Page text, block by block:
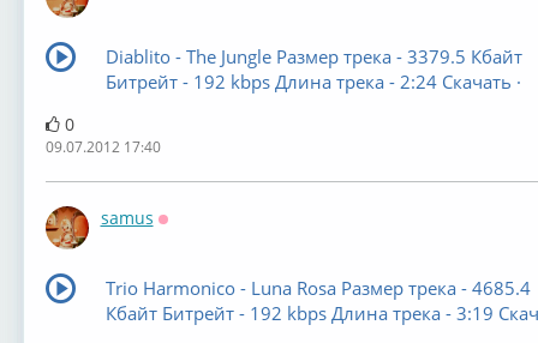
Diablito - The Jungle Размер трека - 3379.5 Кбайт
Битрейт - 192 kbps Длина трека - 2:24 Скачать ·
0
09.07.2012 17:40
samus
Trio Harmonico - Luna Rosa Размер трека - 4685.4
Кбайт Битрейт - 192 kbps Длина трека - 3:19